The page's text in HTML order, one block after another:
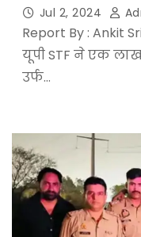
Jul 2, 2024
Report By : Ankit
यूपी STF ने एक
उर्फ…